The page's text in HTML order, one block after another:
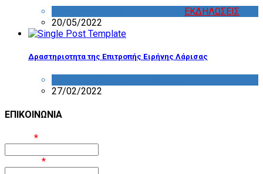
ΕΚΔΗΛΩΣΕΙΣ
20/05/2022
Δραστηριοτητα της Επιτροπής Ειρήνης Λάρισας
27/02/2022
ΕΠΙΚΟΙΝΩΝΙΑ
*
*